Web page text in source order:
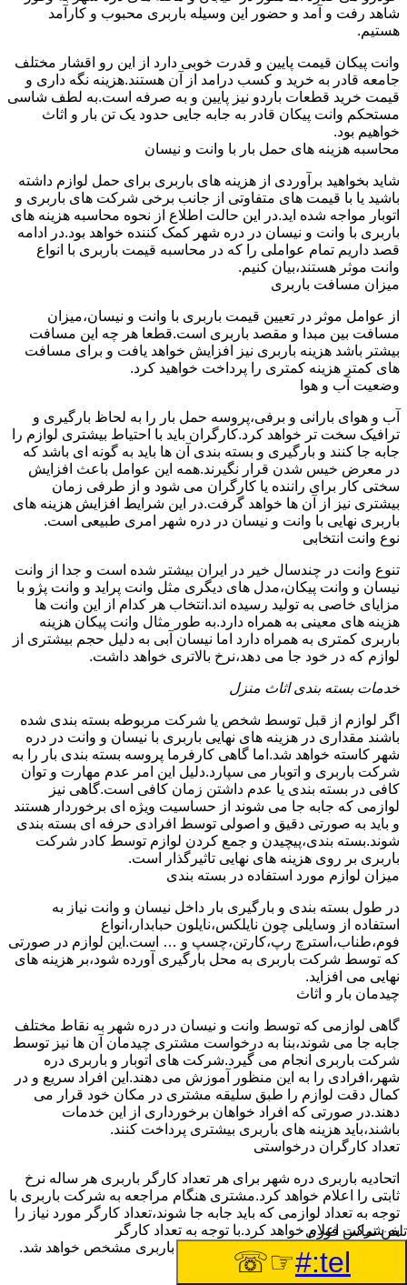
شاهد رفت و آمد و حضور این وسیله باربری محبوب و کارآمد
هستیم.
وانت پیکان قیمت پایین و قدرت خوبی دارد از این رو اقشار مختلف
جامعه قادر به خرید و کسب درامد از آن هستند.هزینه نگه داری و
قیمت خرید قطعات باردو نیز پایین و به صرفه است.به لطف شاسی
مستحکم وانت پیکان قادر به جابه جایی حدود یک تن بار و اثاث
خواهیم بود.
محاسبه هزینه های حمل بار با وانت و نیسان
شاید بخواهید برآوردی از هزینه های باربری برای حمل لوازم داشته
باشید یا با قیمت های متفاوتی از جانب برخی شرکت های باربری و
اتوبار مواجه شده اید.در این حالت اطلاع از نحوه محاسبه هزینه های
باربری با وانت و نیسان در دره شهر کمک کننده خواهد بود.در ادامه
قصد داریم تمام عواملی را که در محاسبه قیمت باربری با انواع
وانت موثر هستند،بیان کنیم.
میزان مسافت باربری
از عوامل موثر در تعیین قیمت باربری با وانت و نیسان،میزان
مسافت بین مبدا و مقصد باربری است.قطعا هر چه این مسافت
بیشتر باشد هزینه باربری نیز افزایش خواهد یافت و برای مسافت
های کمتر هزینه کمتری را پرداخت خواهید کرد.
وضعیت آب و هوا
آب و هوای بارانی و برفی،پروسه حمل بار را به لحاظ بارگیری و
ترافیک سخت تر خواهد کرد.کارگران باید با احتیاط بیشتری لوازم را
جابه جا کنند و بارگیری و بسته بندی آن ها باید به گونه ای باشد که
در معرض خیس شدن قرار نگیرند.همه این عوامل باعث افزایش
سختی کار برای راننده یا کارگران می شود و از طرفی زمان
بیشتری نیز از آن ها خواهد گرفت.در این شرایط افزایش هزینه های
باربری نهایی با وانت و نیسان در دره شهر امری طبیعی است.
نوع وانت انتخابی
تنوع وانت در چندسال خیر در ایران بیشتر شده است و جدا از وانت
نیسان و وانت پیکان،مدل های دیگری مثل وانت پراید و وانت پژو با
مزایای خاصی به تولید رسیده اند.انتخاب هر کدام از این وانت ها
هزینه های معینی به همراه دارد.به طور مثال وانت پیکان هزینه
باربری کمتری به همراه دارد اما نیسان آبی به دلیل حجم بیشتری از
لوازم که در خود جا می دهد،نرخ بالاتری خواهد داشت.
خدمات بسته بندی اثاث منزل
اگر لوازم از قبل توسط شخص یا شرکت مربوطه بسته بندی شده
باشند مقداری در هزینه های نهایی باربری با نیسان و وانت در دره
شهر کاسته خواهد شد.اما گاهی کارفرما پروسه بسته بندی بار را به
شرکت باربری و اتوبار می سپارد.دلیل این امر عدم مهارت و توان
کافی در بسته بندی یا عدم داشتن زمان کافی است.گاهی نیز
لوازمی که جابه جا می شوند از حساسیت ویژه ای برخوردار هستند
و باید به صورتی دقیق و اصولی توسط افرادی حرفه ای بسته بندی
شوند.بسته بندی،پیچیدن و جمع کردن لوازم توسط کادر شرکت
باربری بر روی هزینه های نهایی تاثیرگذار است.
میزان لوازم مورد استفاده در بسته بندی
در طول بسته بندی و بارگیری بار داخل نیسان و وانت نیاز به
استفاده از وسایلی چون نایلکس،نایلون حبابدار،انواع
فوم،طناب،استرچ رپ،کارتن،چسپ و … است.این لوازم در صورتی
که توسط شرکت باربری به محل بارگیری آورده شود،بر هزینه های
نهایی می افزاید.
چیدمان بار و اثاث
گاهی لوازمی که توسط وانت و نیسان در دره شهر به نقاط مختلف
جابه جا می شوند،بنا به درخواست مشتری چیدمان آن ها نیز توسط
شرکت باربری انجام می گیرد.شرکت های اتوبار و باربری دره
شهر،افرادی را به این منظور آموزش می دهند.این افراد سریع و در
کمال دقت لوازم را طبق سلیقه مشتری در مکان خود قرار می
دهند.در صورتی که افراد خواهان برخورداری از این خدمات
باشند،باید هزینه های باربری بیشتری پرداخت کنند.
تعداد کارگران درخواستی
اتحادیه باربری دره شهر برای هر تعداد کارگر باربری هر ساله نرخ
ثابتی را اعلام خواهد کرد.مشتری هنگام مراجعه به شرکت باربری با
توجه به تعداد لوازمی که باید جابه جا شوند،تعداد کارگر مورد نیاز را
به شرکت اعلام خواهد کرد.با توجه به تعداد کارگر
درخواستی،قسمتی از هزینه های نهایی باربری مشخص خواهد شد.
زمان اتمام کار
تلفن تماس فوری
tel:#
☞☏